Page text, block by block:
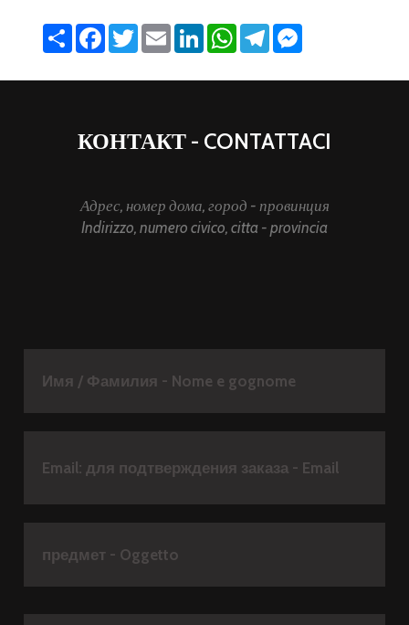
Share Facebook
TwitterEmail LinkedInWhatsApp
Telegram
КОНТАКТ - CONTATTACI
Адрес, номер дома, город - провинция
Indirizzo, numero civico, citta - provincia